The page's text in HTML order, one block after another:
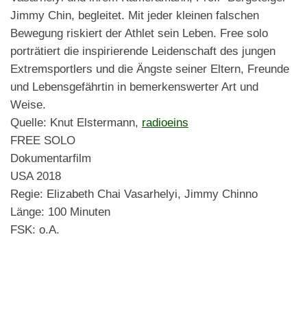
Jimmy Chin, begleitet. Mit jeder kleinen falschen
Bewegung riskiert der Athlet sein Leben. Free solo
porträtiert die inspirierende Leidenschaft des jungen
Extremsportlers und die Ängste seiner Eltern, Freunde
und Lebensgefährtin in bemerkenswerter Art und
Weise.
Quelle: Knut Elstermann, radioeins
FREE SOLO
Dokumentarfilm
USA 2018
Regie: Elizabeth Chai Vasarhelyi, Jimmy Chinno
Länge: 100 Minuten
FSK: o.A.